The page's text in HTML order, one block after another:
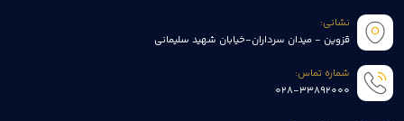
نشانی:
قزوین - میدان سرداران-خیابان شهید سلیمانی
شماره تماس:
028-33892000